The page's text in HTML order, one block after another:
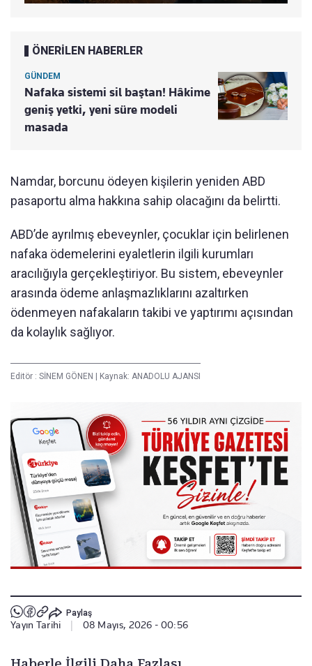
ÖNERİLEN HABERLER
GÜNDEM
Nafaka sistemi sil baştan! Hâkime
geniş yetki, yeni süre modeli
masada
Namdar, borcunu ödeyen kişilerin yeniden ABD
pasaportu alma hakkına sahip olacağını da belirtti.
ABD’de ayrılmış ebeveynler, çocuklar için belirlenen
nafaka ödemelerini eyaletlerin ilgili kurumları
aracılığıyla gerçekleştiriyor. Bu sistem, ebeveynler
arasında ödeme anlaşmazlıklarını azaltırken
ödenmeyen nafakaların takibi ve yaptırımı açısından
da kolaylık sağlıyor.
Editör : SİNEM GÖNEN | Kaynak: ANADOLU AJANSI
Paylaş
Yayın Tarihi 08 Mayıs, 2026 - 00:56